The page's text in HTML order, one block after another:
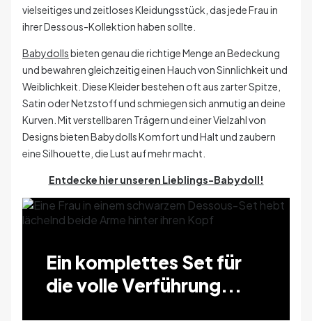
vielseitiges und zeitloses Kleidungsstück, das jede Frau in
ihrer Dessous-Kollektion haben sollte.
Babydollsbieten genau die richtige Menge an Bedeckung
und bewahren gleichzeitig einen Hauch von Sinnlichkeit und
Weiblichkeit. Diese Kleider bestehen oft aus zarter Spitze,
Satin oder Netzstoff und schmiegen sich anmutig an deine
Kurven. Mit verstellbaren Trägern und einer Vielzahl von
Designs bieten Babydolls Komfort und Halt und zaubern
eine Silhouette, die Lust auf mehr macht.
Entdecke hier unseren Lieblings-Babydoll!
Ein komplettes Set für
die volle Verführung...